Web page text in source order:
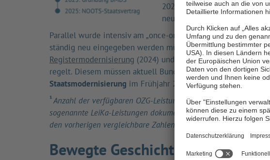
2024 das
neue Zielmarken, unter
Parallel wurde intensiv am „once-only"-Prinzip gearbeitet,
ständig neu eingegeben werden müssen. Wichtige
Registermodernisierung (2024) und der NOOTS-
regelt. Diesem müssen aktuell Bundestag und Länder noch
Staatsmodernisierung im Frühjahr 2025 dar,das erstmals die
¹Anzahl der verfügbaren OZG-Leistungen laut „Dashboard
sogenannte LeiKa-Leistungen dokumentiert, von denen meist
den vorherigen vergleichbare Zahlen.
Bewegte Geschichte –